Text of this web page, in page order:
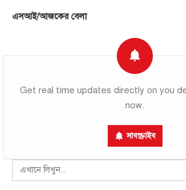
এসআই/আজকের বেলা
Get real time updates directly on you
now.
সাবস্ক্রাইব
Search